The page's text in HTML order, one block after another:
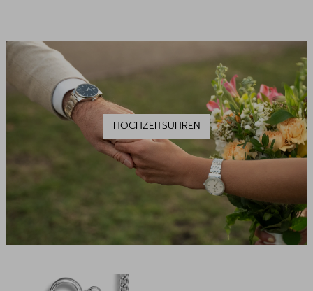
HOCHZEITSUHREN